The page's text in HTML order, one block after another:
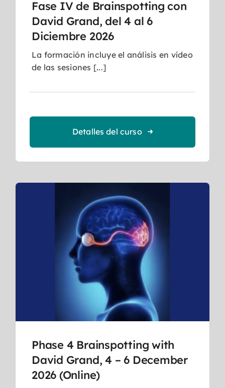
Fase IV de Brainspotting con
David Grand, del 4 al 6
Diciembre 2026
La formación incluye el análisis en vídeo
de las sesiones [...]
Detalles del curso
Phase 4 Brainspotting with
David Grand, 4 – 6 December
2026 (Online)